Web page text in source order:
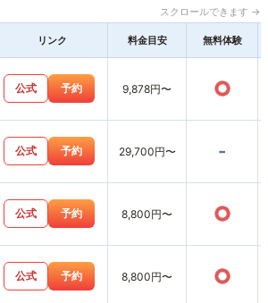
スクロールできます →
リンク 料金目安 無料体験
公式 予約 9,878円〜 ○
公式 予約 29,700円〜 -
公式 予約 8,800円〜 ○
公式 予約 8,800円〜 ○